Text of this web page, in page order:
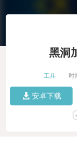
黑洞
工具 时
安卓下载